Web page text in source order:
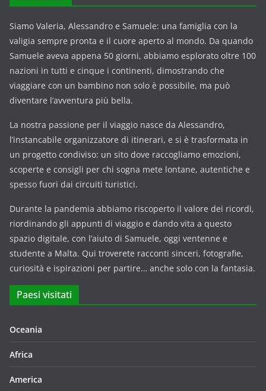
Siamo Valeria, Alessandro e Samuele: una famiglia con la
valigia sempre pronta e il cuore aperto al mondo. Da quando
Samuele aveva appena 50 giorni, abbiamo esplorato oltre 100
nazioni in tutti e cinque i continenti, dimostrando che
viaggiare con un bambino non solo è possibile, ma può
diventare l’avventura più bella.
La nostra passione per il viaggio nasce da Alessandro,
l’instancabile organizzatore di itinerari, e si è trasformata in
un progetto condiviso: un sito dove raccogliamo emozioni,
scoperte e consigli per chi sogna mete lontane, autentiche e
spesso fuori dai circuiti turistici.
Durante la pandemia abbiamo riscoperto il valore dei ricordi,
riordinando gli appunti di viaggio e dando vita a questo
spazio digitale, con l’aiuto di Samuele, oggi ventenne e
studente a Malta. Qui troverete racconti sinceri, fotografie,
curiosità e ispirazioni per partire… anche solo con la fantasia.
Paesi visitati
Oceania
Africa
America